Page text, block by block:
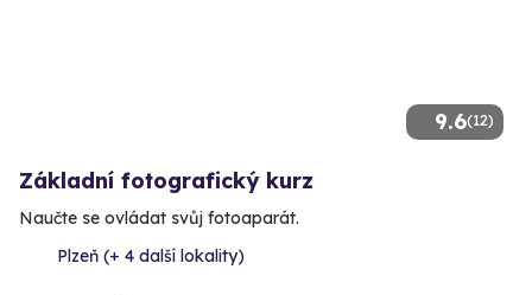
9.6(12)
Základní fotografický kurz
Naučte se ovládat svůj fotoaparát.
Plzeň (+ 4 další lokality)